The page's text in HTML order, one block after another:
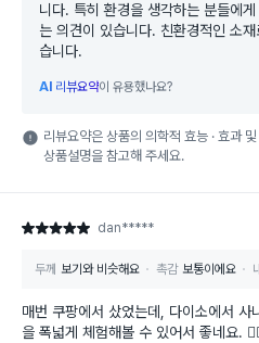
니다. 특히 환경을 생각하는 분들에
는 의견이 있습니다. 친환경적인 소
습니다.
AI 리뷰요약이 유용했나요?
리뷰요약은 상품의 의학적 효능 · 효과
상품설명을 참고해 주세요.
별점 5점 dan*****
두께 보기와 비슷해요 촉감 보통이에요
매번 쿠팡에서 샀었는데, 다이소에서
을 폭넓게 체험해볼 수 있어서 좋네요.